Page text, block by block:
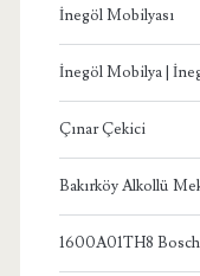
İnegöl Mobilyası
İnegöl Mobilya |
Çınar Çekici
Bakırköy Alkollü
1600A01TH8